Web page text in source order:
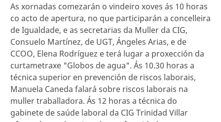
As xornadas comezarán o vindeiro xoves ás 10 horas
co acto de apertura, no que participarán a concelleira
de Igualdade, e as secretarias da Muller da CIG,
Consuelo Martínez, de UGT, Ángeles Arias, e de
CCOO, Elena Rodríguez e terá lugar a proxección da
curtametraxe "Globos de agua". Ás 10.30 horas a
técnica superior en prevención de riscos laborais,
Manuela Caneda falará sobre riscos laborais na
muller traballadora. Ás 12 horas a técnica do
gabinete de saúde laboral da CIG Trinidad Villar